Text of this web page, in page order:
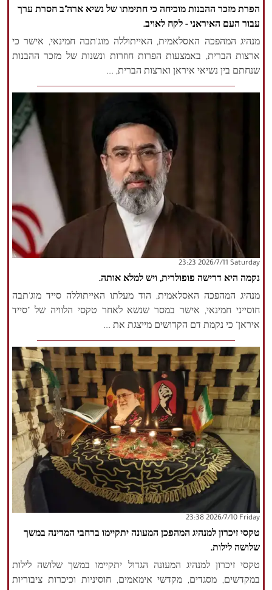
הפרת מזכר ההבנות מוכיחה כי חתימתו של נשיא ארה"ב חסרת ערך
עבור העם האיראני - לקח לאויב.
מנהיג המהפכה האסלאמית, האייתוללה מוג'תבה חמינאי, אישר כי
ארצות הברית, באמצעות הפרות חוזרות ונשנות של מזכר ההבנות
שנחתם בין נשיאי איראן וארצות הברית, ...
‫Saturday‬ 2026/7/11 23:23
נקמה היא דרישה פופולרית, ויש למלא אותה.
מנהיג המהפכה האסלאמית, הוד מעלתו האייתוללה סייד מוג'תבה
חוסייני חמינאי, אישר במסר שנשא לאחר טקסי הלוויה של "סייד
איראן" כי נקמת דם הקדושים מייצגת את ...
‫‫Friday‬‬ 2026/7/10 23:38
טקסי זיכרון למנהיג המהפכן המעונה יתקיימו ברחבי המדינה במשך
שלושה לילות.
טקסי זיכרון למנהיג המעונה הגדול יתקיימו במשך שלושה לילות
במקדשים, מסגדים, מקדשי אימאמים, חוסיניות וכיכרות ציבוריות